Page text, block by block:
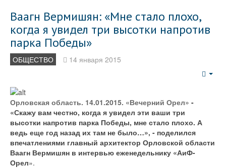
Ваагн Вермишян: «Мне стало плохо,
когда я увидел три высотки напротив
парка Победы»
ОБЩЕСТВО 14 января 2015
Орловская область. 14.01.2015. «Вечерний Орел» -
«Скажу вам честно, когда я увидел эти ваши три
высотки напротив парка Победы, мне стало плохо. А
ведь еще год назад их там не было…», - поделился
впечатлениями главный архитектор Орловской области
Ваагн Вермишян в интервью еженедельнику «АиФ-
Орел».